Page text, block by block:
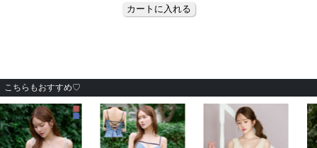
こちらもおすすめ♡